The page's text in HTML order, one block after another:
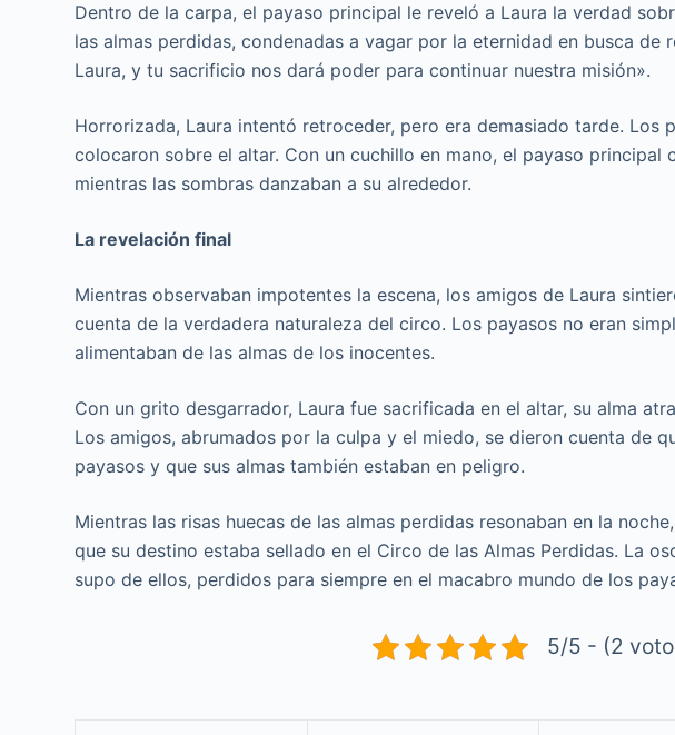
Dentro de la carpa, el payaso principal le reveló a Laura la verdad
las almas perdidas, condenadas a vagar por la eternidad en busca de
Laura, y tu sacrificio nos dará poder para continuar nuestra misión».
Horrorizada, Laura intentó retroceder, pero era demasiado tarde. Los
colocaron sobre el altar. Con un cuchillo en mano, el payaso principal
mientras las sombras danzaban a su alrededor.
La revelación final
Mientras observaban impotentes la escena, los amigos de Laura
cuenta de la verdadera naturaleza del circo. Los payasos no eran
alimentaban de las almas de los inocentes.
Con un grito desgarrador, Laura fue sacrificada en el altar, su alma
Los amigos, abrumados por la culpa y el miedo, se dieron cuenta de
payasos y que sus almas también estaban en peligro.
Mientras las risas huecas de las almas perdidas resonaban en la
que su destino estaba sellado en el Circo de las Almas Perdidas. La
supo de ellos, perdidos para siempre en el macabro mundo de los
5/5 - (2